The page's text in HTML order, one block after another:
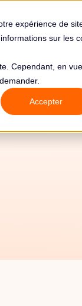
expérience de
sur les
Cependant, en
Accepter
Tarifs Clients